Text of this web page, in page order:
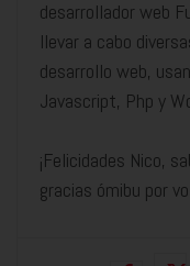
desarrollador web
llevar a cabo
desarrollo web,
Javascript, Php y
¡Felicidades Nico,
gracias ómibu por